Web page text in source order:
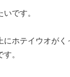
です。
にホテイウオがく
。